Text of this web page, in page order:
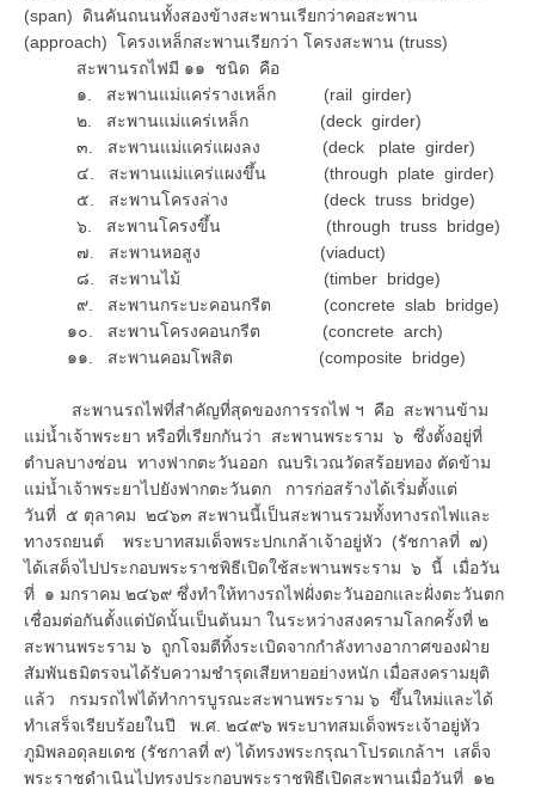
(span) ดินคันถนนทั้งสองข้างสะพานเรียกว่าคอสะพาน
(approach) โครงเหล็กสะพานเรียกว่า โครงสะพาน (truss)
สะพานรถไฟมี ๑๑ ชนิด คือ
๑. สะพานแม่แคร่รางเหล็ก (rail girder)
๒. สะพานแม่แคร่เหล็ก (deck girder)
๓. สะพานแม่แคร่แผงลง (deck plate girder)
๔. สะพานแม่แคร่แผงขึ้น (through plate girder)
๕. สะพานโครงล่าง (deck truss bridge)
๖. สะพานโครงขึ้น (through truss bridge)
๗. สะพานหอสูง (viaduct)
๘. สะพานไม้ (timber bridge)
๙. สะพานกระบะคอนกรีต (concrete slab bridge)
๑๐. สะพานโครงคอนกรีต (concrete arch)
๑๑. สะพานคอมโพสิต (composite bridge)
สะพานรถไฟที่สำคัญที่สุดของการรถไฟ ฯ คือ สะพานข้าม
แม่น้ำเจ้าพระยา หรือที่เรียกกันว่า สะพานพระราม ๖ ซึ่งตั้งอยู่ที่
ตำบลบางซ่อน ทางฟากตะวันออก ณบริเวณวัดสร้อยทอง ตัดข้าม
แม่น้ำเจ้าพระยาไปยังฟากตะวันตก การก่อสร้างได้เริ่มตั้งแต่
วันที่ ๕ ตุลาคม ๒๔๖๓ สะพานนี้เป็นสะพานรวมทั้งทางรถไฟและ
ทางรถยนต์ พระบาทสมเด็จพระปกเกล้าเจ้าอยู่หัว (รัชกาลที่ ๗)
ได้เสด็จไปประกอบพระราชพิธีเปิดใช้สะพานพระราม ๖ นี้ เมื่อวัน
ที่ ๑ มกราคม ๒๔๖๙ ซึ่งทำให้ทางรถไฟฝั่งตะวันออกและฝั่งตะวันตก
เชื่อมต่อกันตั้งแต่บัดนั้นเป็นต้นมา ในระหว่างสงครามโลกครั้งที่ ๒
สะพานพระราม ๖ ถูกโจมตีทิ้งระเบิดจากกำลังทางอากาศของฝ่าย
สัมพันธมิตรจนได้รับความชำรุดเสียหายอย่างหนัก เมื่อสงครามยุติ
แล้ว กรมรถไฟได้ทำการบูรณะสะพานพระราม ๖ ขึ้นใหม่และได้
ทำเสร็จเรียบร้อยในปี พ.ศ. ๒๔๙๖ พระบาทสมเด็จพระเจ้าอยู่หัว
ภูมิพลอดุลยเดช (รัชกาลที่ ๙) ได้ทรงพระกรุณาโปรดเกล้าฯ เสด็จ
พระราชดำเนินไปทรงประกอบพระราชพิธีเปิดสะพานเมื่อวันที่ ๑๒